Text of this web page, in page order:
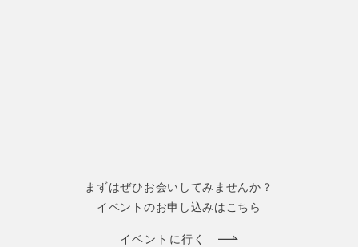
まずはぜひお会いしてみませんか？
イベントのお申し込みはこちら
イベントに行く